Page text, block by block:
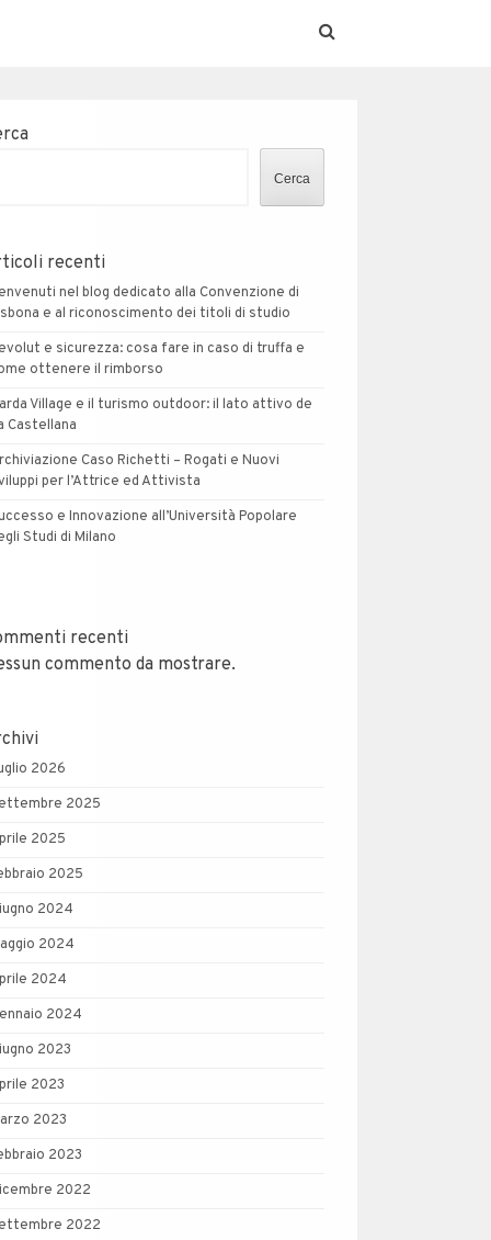
Cerca
recenti
nel blog dedicato alla Convenzione di
e al riconoscimento dei titoli di studio
e sicurezza: cosa fare in caso di truffa e
ottenere il rimborso
Village e il turismo outdoor: il lato attivo de
Castellana
Caso Richetti – Rogati e Nuovi
per l’Attrice ed Attivista
e Innovazione all’Università Popolare
Studi di Milano
recenti
commento da mostrare.
2026
2025
2025
2025
2024
2024
2024
2024
2023
2023
2023
2023
2022
2022